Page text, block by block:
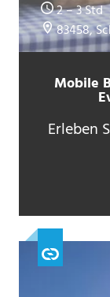
Mobile
Erleben
2 – 3 Std
83458,